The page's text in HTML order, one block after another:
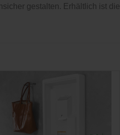
gestalten. Erhältlich ist die